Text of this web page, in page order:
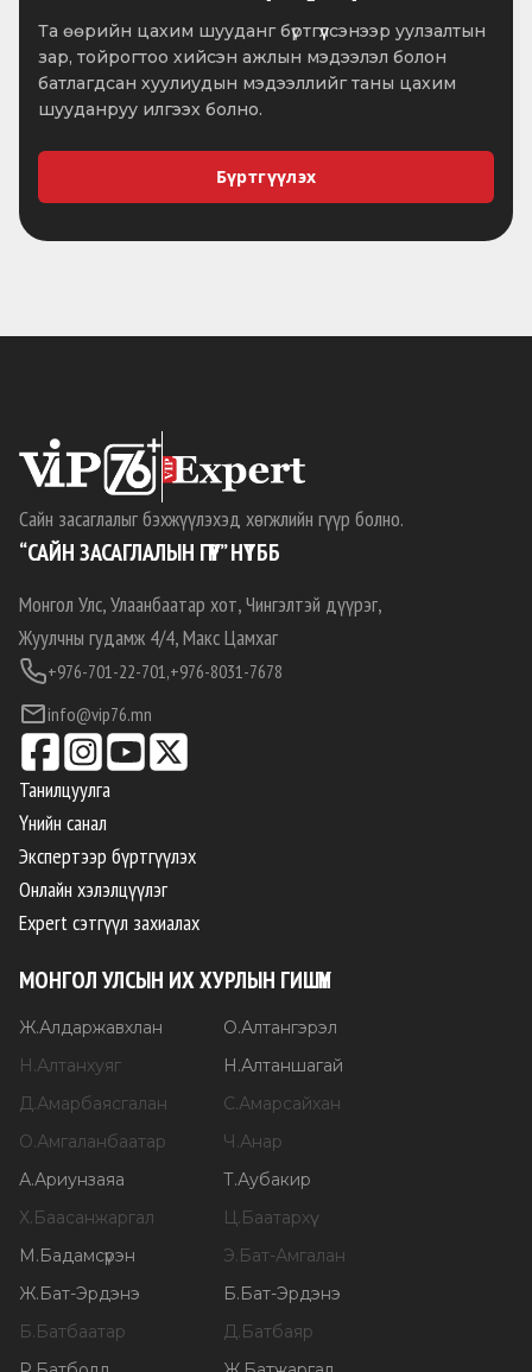
Та өөрийн цахим шууданг бүртгүүлсэнээр уулзалтын
зар, тойрогтоо хийсэн ажлын мэдээлэл болон
батлагдсан хуулиудын мэдээллийг таны цахим
шууданруу илгээх болно.
Бүртгүүлэх
Сайн засаглалыг бэхжүүлэхэд хөгжлийн гүүр болно.
“САЙН ЗАСАГЛАЛЫН ГҮҮР” НҮТББ
Монгол Улс, Улаанбаатар хот, Чингэлтэй дүүрэг,
Жуулчны гудамж 4/4, Макс Цамхаг
+976-701-22-701,+976-8031-7678
info@vip76.mn
Танилцуулга
Үнийн санал
Экспертээр бүртгүүлэх
Онлайн хэлэлцүүлэг
Expert сэтгүүл захиалах
МОНГОЛ УЛСЫН ИХ ХУРЛЫН ГИШҮҮН
Ж.Алдаржавхлан О.Алтангэрэл
Н.Алтанхуяг Н.Алтаншагай
Д.Амарбаясгалан С.Амарсайхан
О.Амгаланбаатар Ч.Анар
А.Ариунзаяа Т.Аубакир
Х.Баасанжаргал Ц.Баатархүү
М.Бадамсүрэн Э.Бат-Амгалан
Ж.Бат-Эрдэнэ Б.Бат-Эрдэнэ
Б.Батбаатар Д.Батбаяр